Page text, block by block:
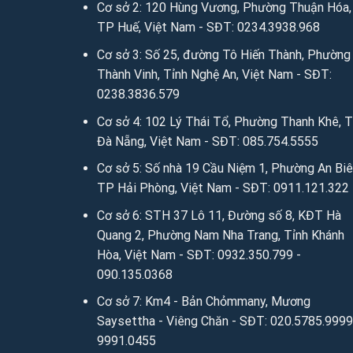
Hệ thống Ánh vải giả da trên toàn quốc:
Cơ sở 1: Số 2 Trần Phú, Hoàn Kiếm, Hà Nội –
Cơ sở 2: 120 Hùng Vương, T.P Huế – SĐT:
Cơ sở 3: 31 Tô Hiến Thành, P.Quang Trung,
Cơ sở 4: 102 Lý Thái Tổ, Đà Nẵng – SĐT:
Cơ sở 5: Số nhà 19 Cầu Niệm 1 – P.Nghĩa Xá
Cơ sở 6: 11 Phương Câu – Phường Vạn
Cơ sở 7: Km4 – Bản Chỏmmany, Mương
2. Gọi điện, tin nhắn tư vấn hỗ trợ trực
Mobile/Zalo: 0949.59.5555 / 036.426.8888 /
Chat zalo:0949.59.5555/036.426.8888/
Cơ sở 2: 120 Hùng Vương, Phường Thuận Hóa,
TP Huế, Việt Nam - SĐT: 0234.3938.968
Cơ sở 3: Số 25, đường Tô Hiến Thành, Phường
Thành Vinh, Tỉnh Nghệ An, Việt Nam - SĐT:
0238.3836.579
Cơ sở 4: 102 Lý Thái Tổ, Phường Thanh Khê,
Đà Nẵng, Việt Nam - SĐT: 085.754.5555
Cơ sở 5: Số nhà 19 Cầu Niệm 1, Phường An
TP Hải Phòng, Việt Nam - SĐT: 0911.121.322
Cơ sở 6: STH 37 Lô 11, Đường số 8, KĐT Hà
Quang 2, Phường Nam Nha Trang, Tỉnh Khánh
Hòa, Việt Nam - SĐT: 0932.350.799 -
090.135.0368
Cơ sở 7: Km4 - Bản Chỏmmany, Mương
Saysettha - Viêng Chăn - SĐT:
9991.0455